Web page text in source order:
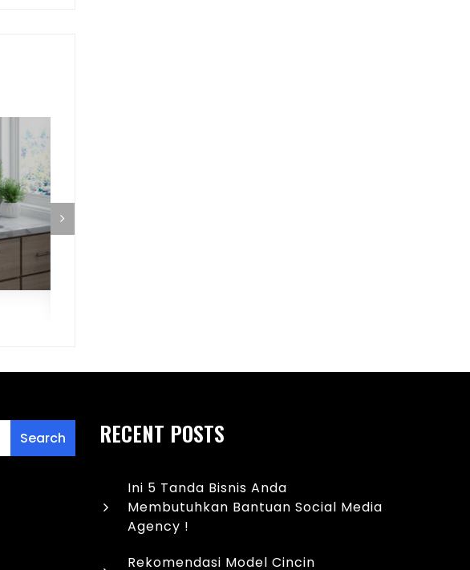
RECENT POSTS
Ini 5 Tanda Bisnis Anda
Membutuhkan Bantuan Social Media
Agency !
Rekomendasi Model Cincin